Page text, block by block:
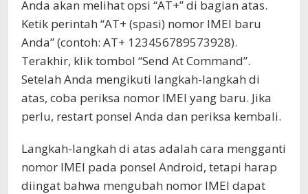
Anda akan melihat opsi “AT+” di bagian atas.
Ketik perintah “AT+ (spasi) nomor IMEI baru
Anda” (contoh: AT+ 123456789573928).
Terakhir, klik tombol “Send At Command”.
Setelah Anda mengikuti langkah-langkah di
atas, coba periksa nomor IMEI yang baru. Jika
perlu, restart ponsel Anda dan periksa kembali.
Langkah-langkah di atas adalah cara mengganti
nomor IMEI pada ponsel Android, tetapi harap
diingat bahwa mengubah nomor IMEI dapat